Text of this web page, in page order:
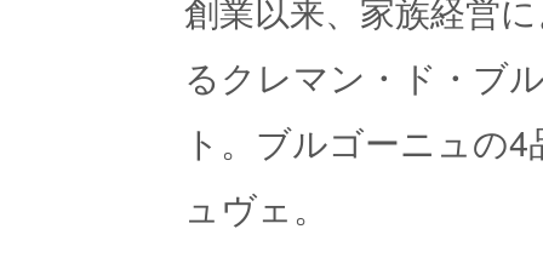
創業以来、家族経営
るクレマン・ド・ブ
ト。ブルゴーニュの
ュヴェ。